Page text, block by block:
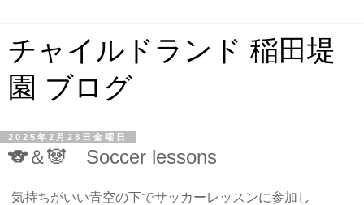
チャイルドランド 稲田堤
園 ブログ
2025年2月28日金曜日
🐨＆🐼 Soccer lessons
気持ちがいい青空の下でサッカーレッスンに参加し